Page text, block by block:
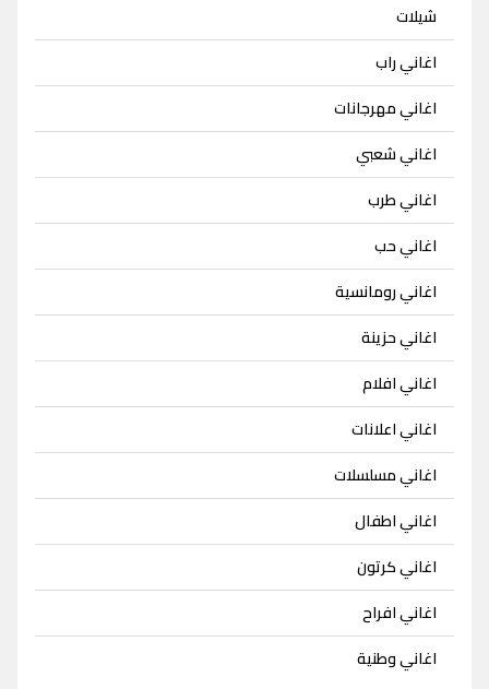
شيلات
اغاني راب
اغاني مهرجانات
اغاني شعبي
اغاني طرب
اغاني حب
اغاني رومانسية
اغاني حزينة
اغاني افلام
اغاني اعلانات
اغاني مسلسلات
اغاني اطفال
اغاني كرتون
اغاني افراح
اغاني وطنية